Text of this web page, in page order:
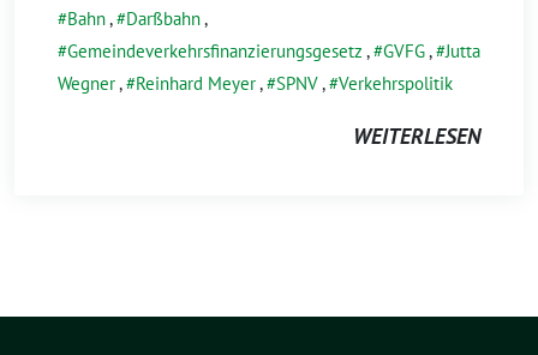
Bahn, Darßbahn,
Gemeindeverkehrsfinanzierungsgesetz , GVFG, Jutta
Wegner, Reinhard Meyer, SPNV, Verkehrspolitik
WEITERLESEN